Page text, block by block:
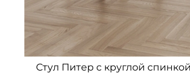
Стул Питер с круглой спинкой